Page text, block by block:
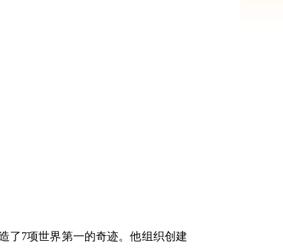
了7项世界第一的奇迹。他组织创建